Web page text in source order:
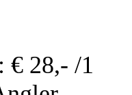
€ 28,- /1